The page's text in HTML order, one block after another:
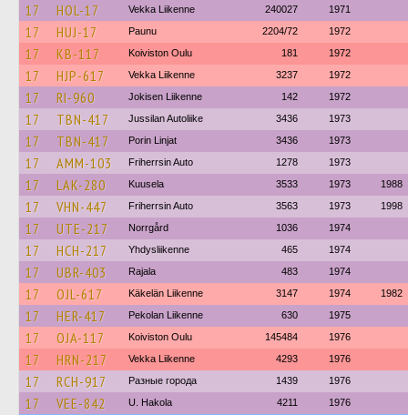
17 HOL-17 Vekka Liikenne 240027 1971
17 HUJ-17 Paunu 2204/72 1972
17 KB-117 Koiviston Oulu 181 1972
17 HJP-617 Vekka Liikenne 3237 1972
17 RI-960 Jokisen Liikenne 142 1972
17 TBN-417 Jussilan Autoliike 3436 1973
17 TBN-417 Porin Linjat 3436 1973
17 AMM-103 Friherrsin Auto 1278 1973
17 LAK-280 Kuusela 3533 1973 1988
17 VHN-447 Friherrsin Auto 3563 1973 1998
17 UTE-217 Norrgård 1036 1974
17 HCH-217 Yhdysliikenne 465 1974
17 UBR-403 Rajala 483 1974
17 OJL-617 Käkelän Liikenne 3147 1974 1982
17 HER-417 Pekolan Liikenne 630 1975
17 OJA-117 Koiviston Oulu 145484 1976
17 HRN-217 Vekka Liikenne 4293 1976
17 RCH-917 Разные города 1439 1976
17 VEE-842 U. Hakola 4211 1976